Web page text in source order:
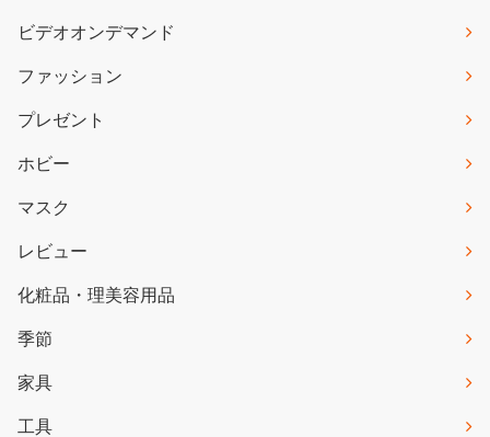
ビデオオンデマンド
ファッション
プレゼント
ホビー
マスク
レビュー
化粧品・理美容用品
季節
家具
工具